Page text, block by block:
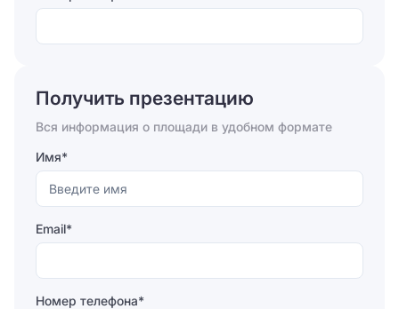
Отправить
Получить презентацию
Вся информация о площади в удобном формате
Имя*
Email*
Номер телефона*